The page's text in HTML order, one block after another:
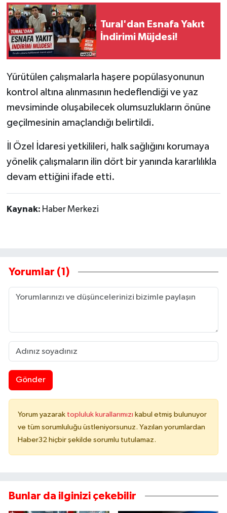
Tural'dan Esnafa Yakıt
İndirimi Müjdesi!
Yürütülen çalışmalarla haşere popülasyonunun
kontrol altına alınmasının hedeflendiği ve yaz
mevsiminde oluşabilecek olumsuzlukların önüne
geçilmesinin amaçlandığı belirtildi.
İl Özel İdaresi yetkilileri, halk sağlığını korumaya
yönelik çalışmaların ilin dört bir yanında kararlılıkla
devam ettiğini ifade etti.
Kaynak: Haber Merkezi
Yorumlar (1)
Gönder
Yorum yazarak topluluk kurallarımızı kabul etmiş bulunuyor
ve tüm sorumluluğu üstleniyorsunuz. Yazılan yorumlardan
Haber32 hiçbir şekilde sorumlu tutulamaz.
Bunlar da ilginizi çekebilir
Yerel
İletişim
Künye